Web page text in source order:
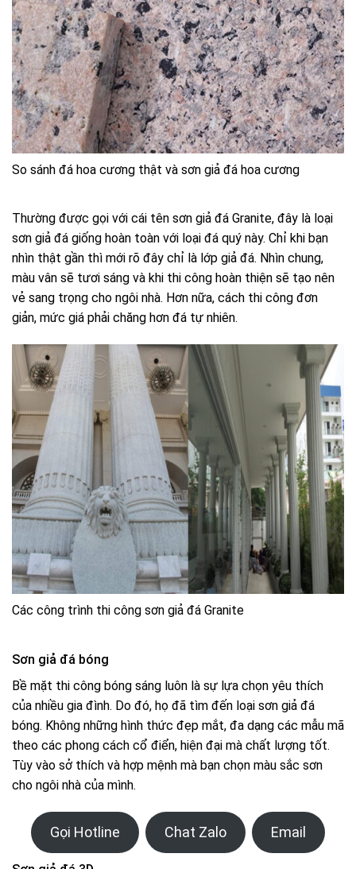
So sánh đá hoa cương thật và sơn giả đá hoa cương
Thường được gọi với cái tên sơn giả đá Granite, đây là loại
sơn giả đá giống hoàn toàn với loại đá quý này. Chỉ khi bạn
nhìn thật gần thì mới rõ đây chỉ là lớp giả đá. Nhìn chung,
màu vân sẽ tươi sáng và khi thi công hoàn thiện sẽ tạo nên
vẻ sang trọng cho ngôi nhà. Hơn nữa, cách thi công đơn
giản, mức giá phải chăng hơn đá tự nhiên.
Các công trình thi công sơn giả đá Granite
Sơn giả đá bóng
Bề mặt thi công bóng sáng luôn là sự lựa chọn yêu thích
của nhiều gia đình. Do đó, họ đã tìm đến loại sơn giả đá
bóng. Không những hình thức đẹp mắt, đa dạng các mẫu mã
theo các phong cách cổ điển, hiện đại mà chất lượng tốt.
Tùy vào sở thích và hợp mệnh mà bạn chọn màu sắc sơn
cho ngôi nhà của mình.
Gọi Hotline Chat Zalo Email